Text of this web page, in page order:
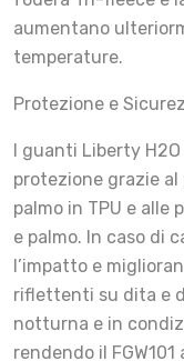
aumentano
temperature.
Protezione e
I guanti Liberty
protezione grazie al
palmo in TPU e alle
e palmo. In caso di
l’impatto e
riflettenti su dita e
notturna e in
rendendo il